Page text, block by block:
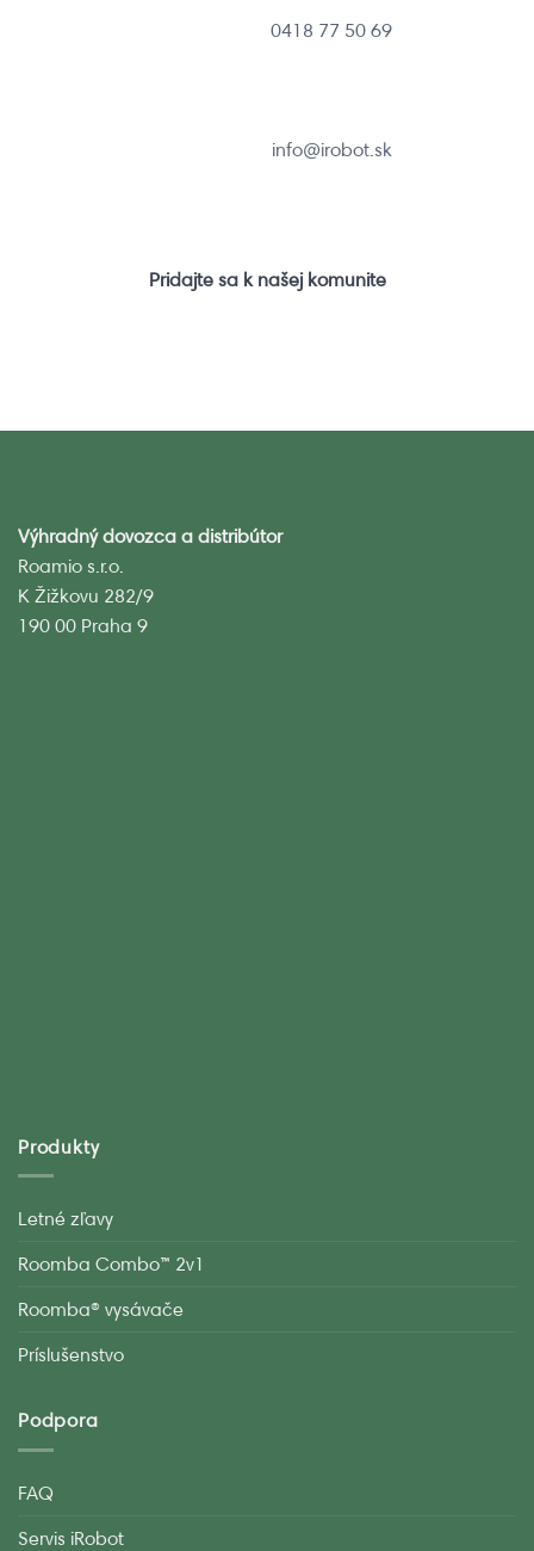
0418 77 50 69
info@irobot.sk
Pridajte sa k našej komunite
Výhradný dovozca a distribútor
Roamio s.r.o.
K Žižkovu 282/9
190 00 Praha 9
Produkty
Letné zľavy
Roomba Combo™ 2v1
Roomba® vysávače
Príslušenstvo
Podpora
FAQ
Servis iRobot